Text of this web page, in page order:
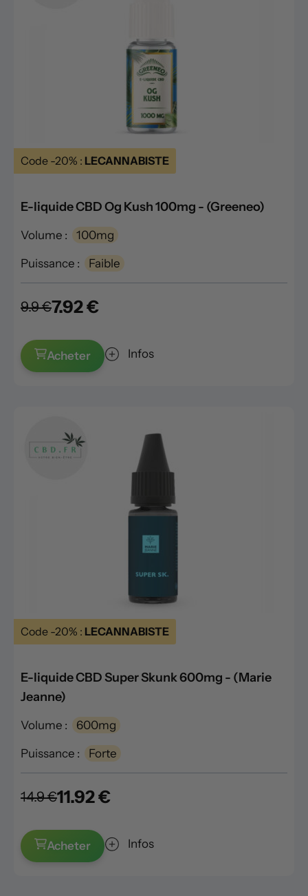
Code -20% : LECANNABISTE
E-liquide CBD Og Kush 100mg - (Greeneo)
Volume : 100mg
Puissance : Faible
9.9 €7.92 €
Acheter Infos
Code -20% : LECANNABISTE
E-liquide CBD Super Skunk 600mg - (Marie
Jeanne)
Volume : 600mg
Puissance : Forte
14.9 €11.92 €
Acheter Infos